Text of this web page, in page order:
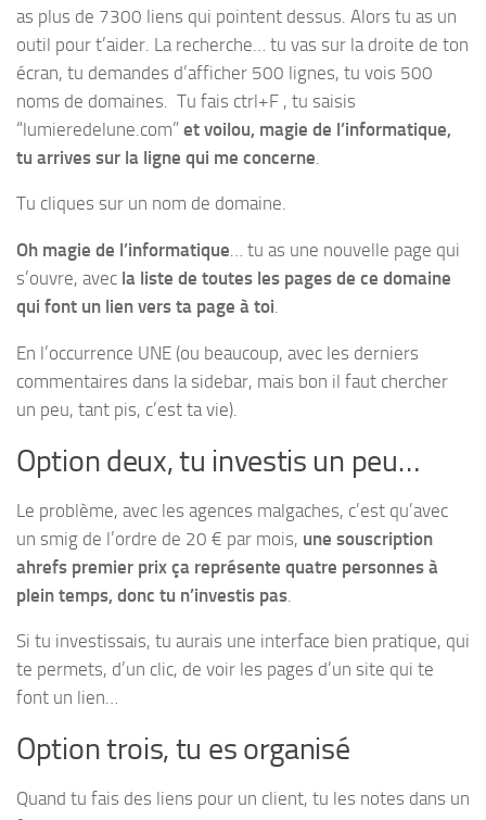
as plus de 7300 liens qui pointent dessus. Alors tu as un
outil pour t’aider. La recherche… tu vas sur la droite de ton
écran, tu demandes d’afficher 500 lignes, tu vois 500
noms de domaines. Tu fais ctrl+F , tu saisis
“lumieredelune.com” et voilou, magie de l’informatique,
tu arrives sur la ligne qui me concerne
Tu cliques sur un nom de domaine.
Oh magie de l’informatique… tu as une nouvelle page qui
s’ouvre, avec la liste de toutes les pages de ce domaine
qui font un lien vers ta page à toi.
En l’occurrence UNE (ou beaucoup, avec les derniers
commentaires dans la sidebar, mais bon il faut chercher
un peu, tant pis, c’est ta vie).
Option deux, tu investis un peu…
Le problème, avec les agences malgaches, c’est qu’avec
un smig de l’ordre de 20 € par mois, une souscription
ahrefs premier prix ça représente quatre personnes à
plein temps, donc tu n’investis pas
Si tu investissais, tu aurais une interface bien pratique, qui
te permets, d’un clic, de voir les pages d’un site qui te
font un lien…
Option trois, tu es organisé
Quand tu fais des liens pour un client, tu les notes dans un